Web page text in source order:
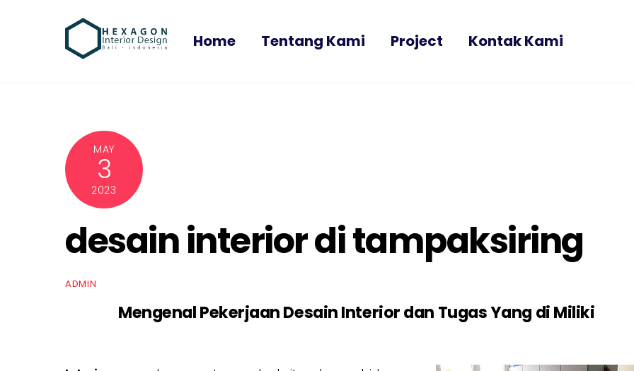
Home Tentang Kami Project Kontak Kami
MAY
3
2023
desain interior di tampaksiring
ADMIN
Mengenal Pekerjaan Desain Interior dan Tugas Yang di Miliki